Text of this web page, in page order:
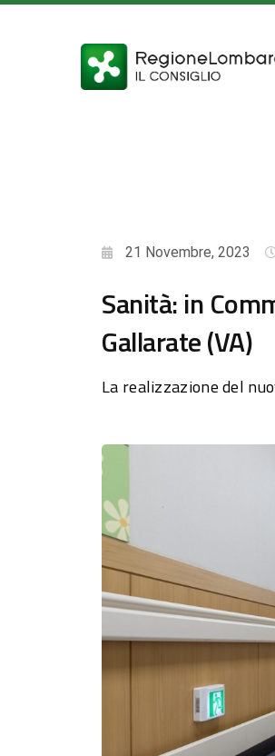
21 Novembre, 2023
Sanità: in
Gallarate (VA)
La realizzazione del